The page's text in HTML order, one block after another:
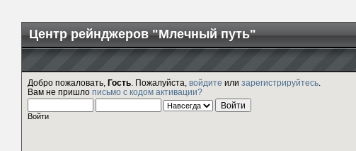
Центр рейнджеров "Млечный путь"
Добро пожаловать, Гость . Пожалуйста, войдите или зарегистрируйтесь
Вам не пришло письмо с кодом активации?
Войти